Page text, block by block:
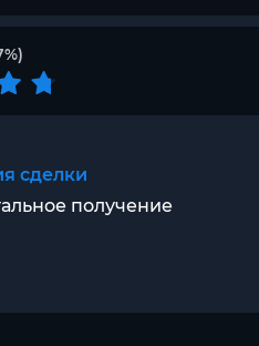
сделки
получение